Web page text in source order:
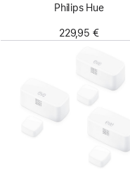
Philips Hue
229,95 €